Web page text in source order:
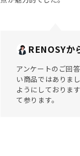
RENOSYか
アンケートのご回
い商品ではありま
ようにしておりま
て参ります。